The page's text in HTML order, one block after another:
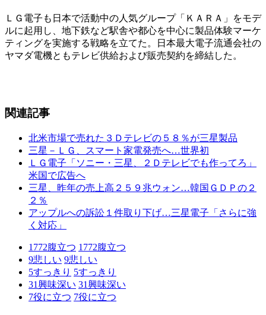
ＬＧ電子も日本で活動中の人気グループ「ＫＡＲＡ」をモデ
ルに起用し、地下鉄など駅舎や都心を中心に製品体験マーケ
ティングを実施する戦略を立てた。日本最大電子流通会社の
ヤマダ電機ともテレビ供給および販売契約を締結した。
関連記事
北米市場で売れた３Ｄテレビの５８％が三星製品
三星－ＬＧ、スマート家電発売へ…世界初
ＬＧ電子「ソニー・三星、２Ｄテレビでも作ってろ」
米国で広告へ
三星、昨年の売上高２５９兆ウォン…韓国ＧＤＰの２
２％
アップルへの訴訟１件取り下げ…三星電子「さらに強
く対応」
1772腹立つ 1772腹立つ
9悲しい 9悲しい
5すっきり 5すっきり
31興味深い 31興味深い
7役に立つ 7役に立つ